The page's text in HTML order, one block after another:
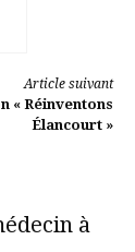
Article suivant
« Réinventons
Élancourt »
à